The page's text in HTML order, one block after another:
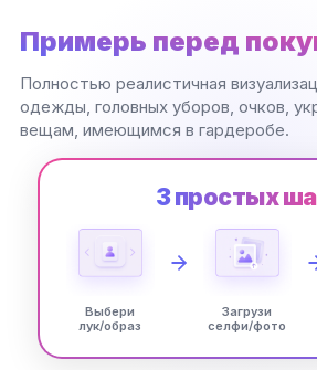
Примерь перед
Полностью реалистичная
одежды, головных уборов, очков,
вещам, имеющимся в гардеробе.
3 простых
Выбери
лук/образ
Загрузи
селфи/фото